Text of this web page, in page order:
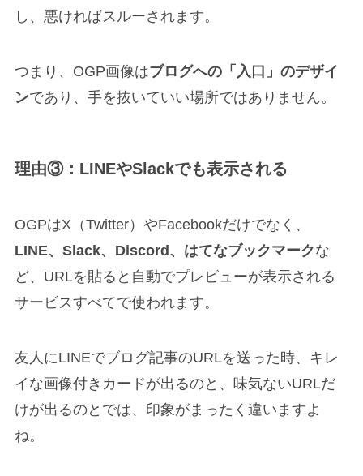
し、悪ければスルーされます。
つまり、OGP画像はブログへの「入口」のデザイ
ンであり、手を抜いていい場所ではありません。
理由③：LINEやSlackでも表示される
OGPはX（Twitter）やFacebookだけでなく、
LINE、Slack、Discord、はてなブックマークな
ど、URLを貼ると自動でプレビューが表示される
サービスすべてで使われます。
友人にLINEでブログ記事のURLを送った時、キレ
イな画像付きカードが出るのと、味気ないURLだ
けが出るのとでは、印象がまったく違いますよ
ね。